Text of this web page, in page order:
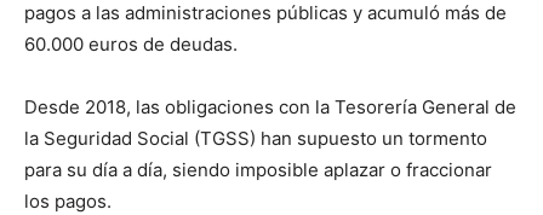
pagos a las administraciones públicas y acumuló más de
60.000 euros de deudas.
Desde 2018, las obligaciones con la Tesorería General de
la Seguridad Social (TGSS) han supuesto un tormento
para su día a día, siendo imposible aplazar o fraccionar
los pagos.